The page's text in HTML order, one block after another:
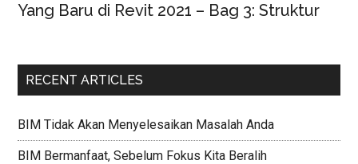
Yang Baru di Revit 2021 – Bag 3: Struktur
RECENT ARTICLES
BIM Tidak Akan Menyelesaikan Masalah Anda
BIM Bermanfaat, Sebelum Fokus Kita Beralih